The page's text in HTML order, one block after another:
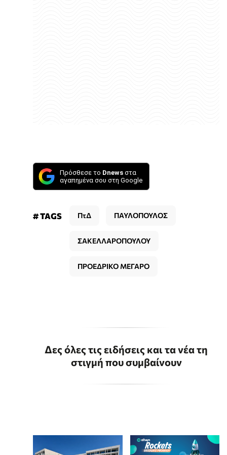
Πρόσθεσε το Dnews στα
αγαπημένα σου στη Google
# TAGS ΠτΔ ΠΑΥΛΟΠΟΥΛΟΣ
ΣΑΚΕΛΛΑΡΟΠΟΥΛΟΥ
ΠΡΟΕΔΡΙΚΟ ΜΕΓΑΡΟ
Δες όλες τις ειδήσεις και τα νέα τη
στιγμή που συμβαίνουν